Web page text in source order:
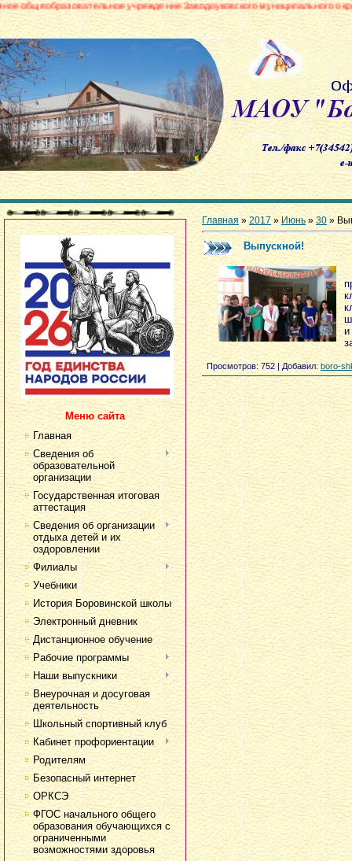
учреждение Заводоуковского муниципального округа
Меню сайта
Главная
Сведения об
образовательной
организации
Государственная итоговая
аттестация
Сведения об организации
отдыха детей и их
оздоровлении
Филиалы
Учебники
История Боровинской школы
Электронный дневник
Дистанционное обучение
Рабочие программы
Наши выпускники
Внеурочная и досуговая
деятельность
Школьный спортивный клуб
Кабинет профориентации
Родителям
Безопасный интернет
ОРКСЭ
ФГОС начального общего
образования обучающихся с
ограниченными
возможностями здоровья
Главная »2017 » Июнь » 30 »
Выпускной!
и
Просмотров: 752 |Добавил:boro-